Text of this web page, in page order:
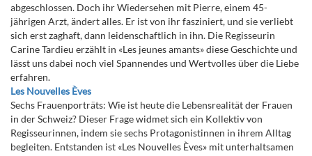
abgeschlossen. Doch ihr Wiedersehen mit Pierre, einem 45-
jährigen Arzt, ändert alles. Er ist von ihr fasziniert, und sie verliebt
sich erst zaghaft, dann leidenschaftlich in ihn. Die Regisseurin
Carine Tardieu erzählt in «Les jeunes amants» diese Geschichte und
lässt uns dabei noch viel Spannendes und Wertvolles über die Liebe
erfahren.
Les Nouvelles Èves
Sechs Frauenporträts: Wie ist heute die Lebensrealität der Frauen
in der Schweiz? Dieser Frage widmet sich ein Kollektiv von
Regisseurinnen, indem sie sechs Protagonistinnen in ihrem Alltag
begleiten. Entstanden ist «Les Nouvelles Èves» mit unterhaltsamen